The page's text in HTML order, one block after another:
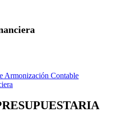
Armonización Contable